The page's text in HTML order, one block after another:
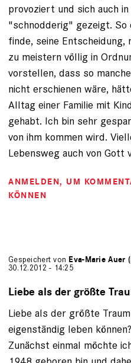
provoziert und sich auch
"schnodderig" gezeigt.
finde, seine
zu meistern völlig in
vorstellen, dass so
nicht erschienen wäre,
Alltag einer Familie mit
gehabt. Ich bin sehr
von ihm kommen wird.
Lebensweg auch von Gott
ANMELDEN, UM
KÖNNEN
Gespeichert von Eva-Marie
30.12.2012 - 14:25
Liebe als der größte
Liebe als der größte
eigenständig leben können?
Zunächst einmal möchte